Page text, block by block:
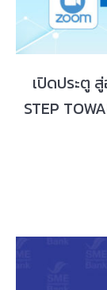
เปิดประตู
STEP